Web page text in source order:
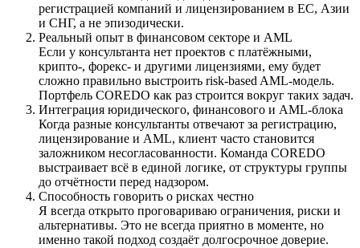
регистрацией компаний и лицензированием в ЕС, Азии
и СНГ, а не эпизодически.
Реальный опыт в финансовом секторе и AML
Если у консультанта нет проектов с платёжными,
крипто‑, форекс‑ и другими лицензиями, ему будет
сложно правильно выстроить risk-based AML‑модель.
Портфель COREDO как раз строится вокруг таких задач.
Интеграция юридического, финансового и AML‑блока
Когда разные консультанты отвечают за регистрацию,
лицензирование и AML, клиент часто становится
заложником несогласованности. Команда COREDO
выстраивает всё в единой логике, от структуры группы
до отчётности перед надзором.
Способность говорить о рисках честно
Я всегда открыто проговариваю ограничения, риски и
альтернативы. Это не всегда приятно в моменте, но
именно такой подход создаёт долгосрочное доверие.